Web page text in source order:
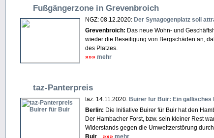
Fußgängerzone in Grevenbroich
NGZ: 08.12.2020: Der Synagogenplatz soll
Grevenbroich: Das neue Wohn- und
wieder die Beseitigung von Bergschäden an,
des Platzes.
»»» mehr
taz-Panterpreis
taz: 14.11.2020: Buirer für Buir: Ein gallisches
Berlin: Die Initiative Buirer für Buir hat den
Der Hambacher Forst, bzw. sein kleiner Rest
Widerstands gegen die Umweltzerstörung
Buir. »»» mehr